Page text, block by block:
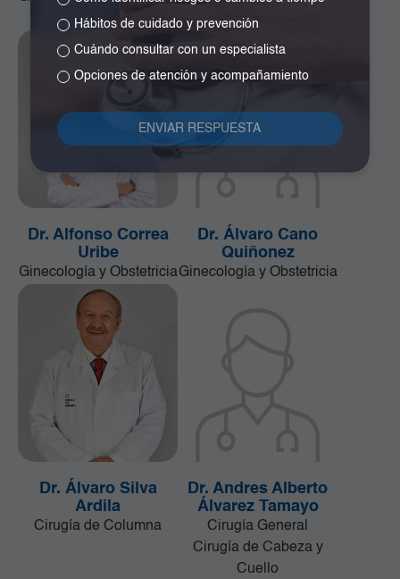
Neurocirugía
Dr. Alfonso Correa
Uribe
Ginecología y Obstetricia
Dr. Álvaro Cano
Quiñonez
Ginecología y Obstetricia
Dr. Álvaro Silva
Ardila
Cirugía de Columna
Dr. Andres Alberto
Álvarez Tamayo
Cirugía General
Cirugía de Cabeza y
Cuello
Hábitos de cuidado y prevención
Cuándo consultar con un especialista
Opciones de atención y acompañamiento